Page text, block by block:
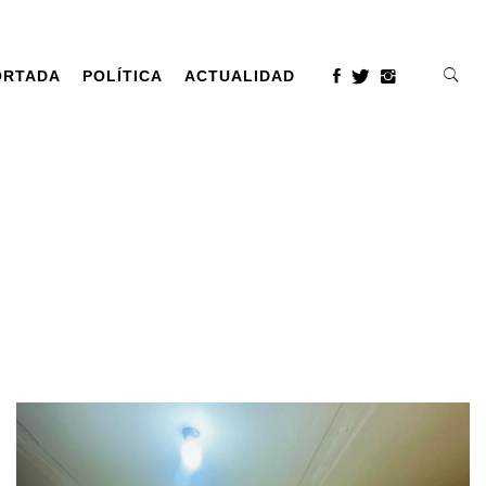
POLÍTICA ACTUALIDAD